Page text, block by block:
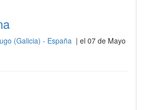
(Galicia) - España | el 07 de Mayo